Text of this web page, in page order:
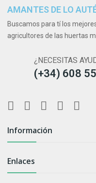
AMANTES DE LO
Buscamos para tí los
agricultores de las huertas
¿NECESITAS
(+34) 608
Información
Enlaces